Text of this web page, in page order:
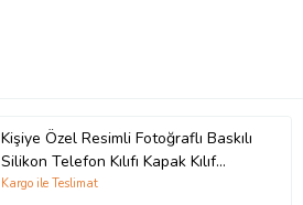
Kişiye Özel Resimli Fotoğraflı Baskılı
Silikon Telefon Kılıfı Kapak Kılıf
(Telefon Modelleri Açıklamada)
Kargo ile Teslimat